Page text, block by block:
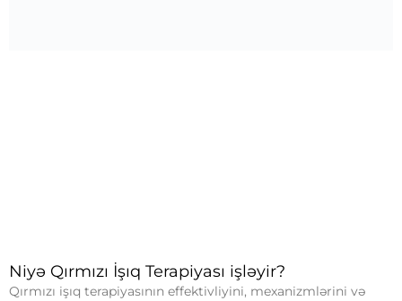
Niyə Qırmızı İşıq Terapiyası işləyir?
Qırmızı işıq terapiyasının effektivliyini, mexanizmlərini və